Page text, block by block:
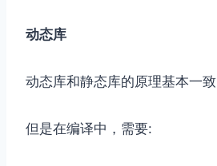
动态库
动态库和静态库的原理基本一致
但是在编译中，需要: